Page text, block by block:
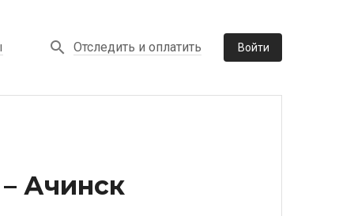
Отследить и оплатить Войти
Ачинск